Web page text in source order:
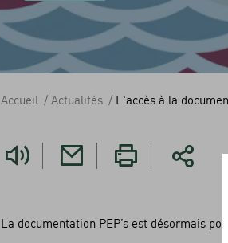
Vous
êtes
Accueil Actualités L'accès à la
La documentation PEP’s est désormais